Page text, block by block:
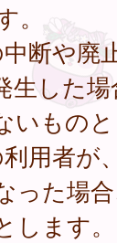
断や廃
生した
いもの
用者が
った場
ます。